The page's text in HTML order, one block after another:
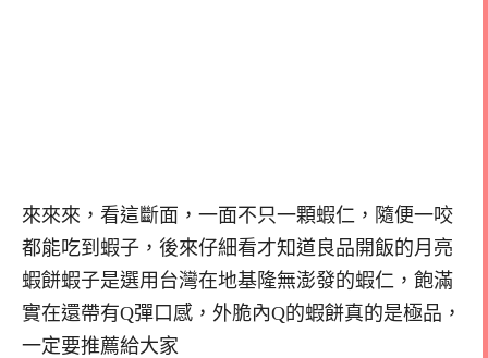
來來來，看這斷面，一面不只一顆蝦仁，隨便一咬
都能吃到蝦子，後來仔細看才知道良品開飯的月亮
蝦餅蝦子是選用台灣在地基隆無澎發的蝦仁，飽滿
實在還帶有Q彈口感，外脆內Q的蝦餅真的是極品，
一定要推薦給大家